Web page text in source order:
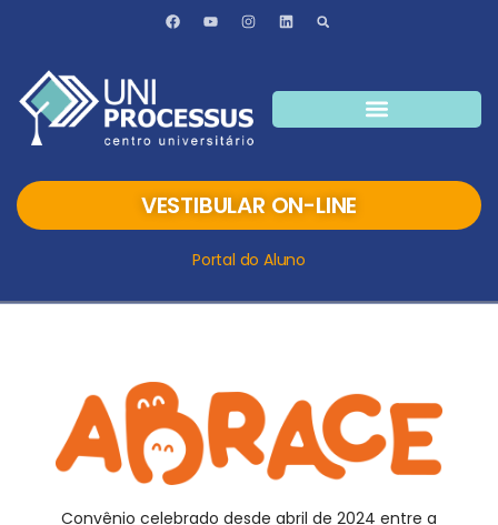
VESTIBULAR ON-LINE
Portal do Aluno
Convênio celebrado desde abril de 2024 entre a